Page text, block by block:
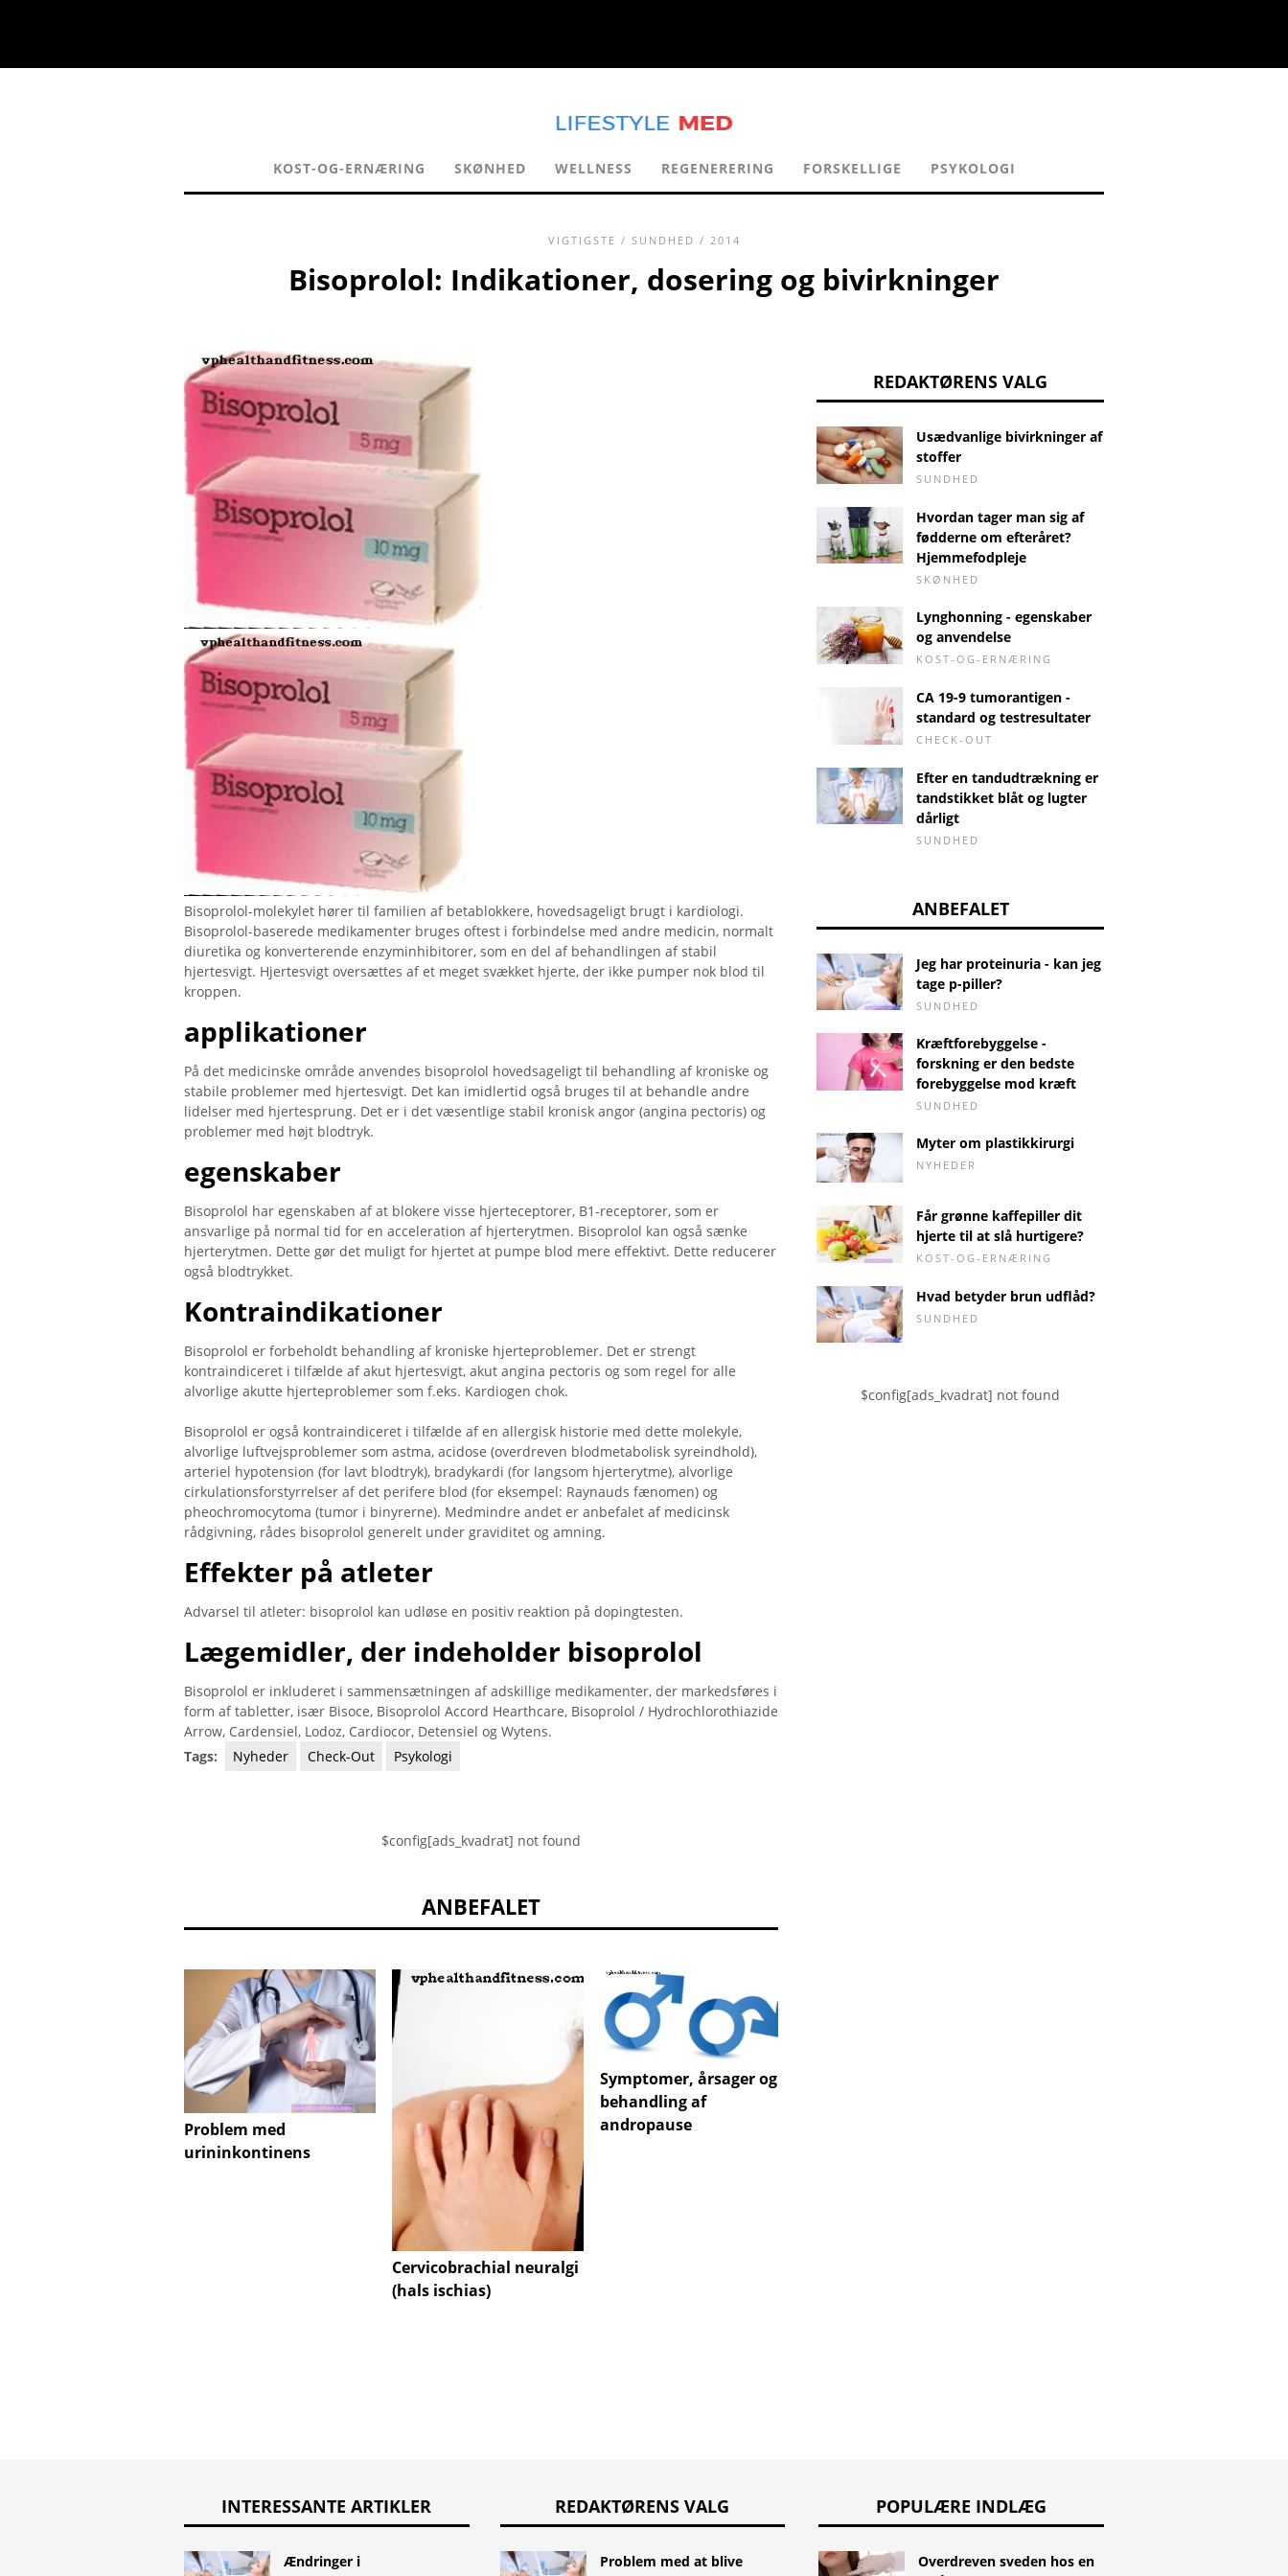
KOST-OG-ERNÆRING SKØNHED WELLNESS REGENERERING FORSKELLIGE PSYKOLOGI
VIGTIGSTE / SUNDHED / 2014
Bisoprolol: Indikationer, dosering og bivirkninger
Bisoprolol-molekylet hører til familien af ​​betablokkere, hovedsageligt brugt i kardiologi.
Bisoprolol-baserede medikamenter bruges oftest i forbindelse med andre medicin, normalt
diuretika og konverterende enzyminhibitorer, som en del af behandlingen af ​​stabil
hjertesvigt. Hjertesvigt oversættes af et meget svækket hjerte, der ikke pumper nok blod til
kroppen.
applikationer
På det medicinske område anvendes bisoprolol hovedsageligt til behandling af kroniske og
stabile problemer med hjertesvigt. Det kan imidlertid også bruges til at behandle andre
lidelser med hjertesprung. Det er i det væsentlige stabil kronisk angor (angina pectoris) og
problemer med højt blodtryk.
egenskaber
Bisoprolol har egenskaben af ​​at blokere visse hjerteceptorer, B1-receptorer, som er
ansvarlige på normal tid for en acceleration af hjerterytmen. Bisoprolol kan også sænke
hjerterytmen. Dette gør det muligt for hjertet at pumpe blod mere effektivt. Dette reducerer
også blodtrykket.
Kontraindikationer
Bisoprolol er forbeholdt behandling af kroniske hjerteproblemer. Det er strengt
kontraindiceret i tilfælde af akut hjertesvigt, akut angina pectoris og som regel for alle
alvorlige akutte hjerteproblemer som f.eks. Kardiogen chok.
Bisoprolol er også kontraindiceret i tilfælde af en allergisk historie med dette molekyle,
alvorlige luftvejsproblemer som astma, acidose (overdreven blodmetabolisk syreindhold),
arteriel hypotension (for lavt blodtryk), bradykardi (for langsom hjerterytme), alvorlige
cirkulationsforstyrrelser af det perifere blod (for eksempel: Raynauds fænomen) og
pheochromocytoma (tumor i binyrerne). Medmindre andet er anbefalet af medicinsk
rådgivning, rådes bisoprolol generelt under graviditet og amning.
Effekter på atleter
Advarsel til atleter: bisoprolol kan udløse en positiv reaktion på dopingtesten.
Lægemidler, der indeholder bisoprolol
Bisoprolol er inkluderet i sammensætningen af ​​adskillige medikamenter, der markedsføres i
form af tabletter, især Bisoce, Bisoprolol Accord Hearthcare, Bisoprolol / Hydrochlorothiazide
Arrow, Cardensiel, Lodoz, Cardiocor, Detensiel og Wytens.
Tags:
Nyheder Check-Out Psykologi
$config[ads_kvadrat] not found
ANBEFALET
Problem med
urininkontinens
Cervicobrachial neuralgi
(hals ischias)
Symptomer, årsager og
behandling af
andropause
REDAKTØRENS VALG
Usædvanlige bivirkninger af
stoffer
SUNDHED
Hvordan tager man sig af
fødderne om efteråret?
Hjemmefodpleje
SKØNHED
Lynghonning - egenskaber
og anvendelse
KOST-OG-ERNÆRING
CA 19-9 tumorantigen -
standard og testresultater
CHECK-OUT
Efter en tandudtrækning er
tandstikket blåt og lugter
dårligt
SUNDHED
ANBEFALET
Jeg har proteinuria - kan jeg
tage p-piller?
SUNDHED
Kræftforebyggelse -
forskning er den bedste
forebyggelse mod kræft
SUNDHED
Myter om plastikkirurgi
NYHEDER
Får grønne kaffepiller dit
hjerte til at slå hurtigere?
KOST-OG-ERNÆRING
Hvad betyder brun udflåd?
SUNDHED
$config[ads_kvadrat] not found
INTERESSANTE ARTIKLER
Ændringer i
REDAKTØRENS VALG
Problem med at blive
POPULÆRE INDLÆG
Overdreven sveden hos en